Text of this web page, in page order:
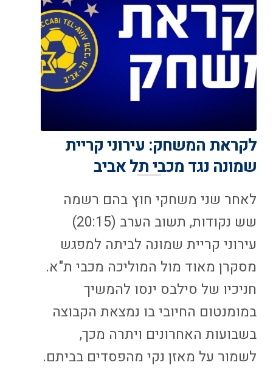
לקראת המשחק: עירוני קריית
שמונה נגד מכבי תל אביב
לאחר שני משחקי חוץ בהם רשמה
שש נקודות, תשוב הערב (20:15)
עירוני קריית שמונה לביתה למפגש
מסקרן מאוד מול המוליכה מכבי ת"א.
חניכיו של סילבס ינסו להמשיך
במומנטום החיובי בו נמצאת הקבוצה
בשבועות האחרונים ויתרה מכך,
לשמור על מאזן נקי מהפסדים בביתם.